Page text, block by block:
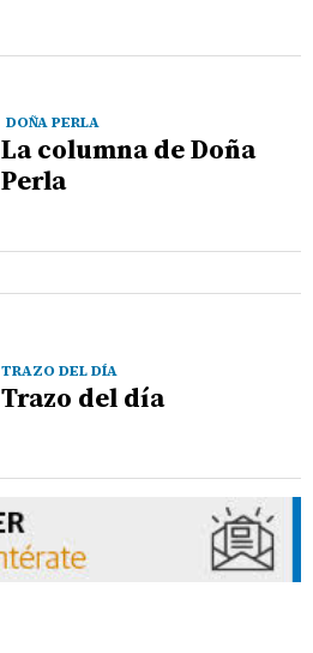
DOÑA PERLA
La columna de Doña
Perla
TRAZO DEL DÍA
Trazo del día